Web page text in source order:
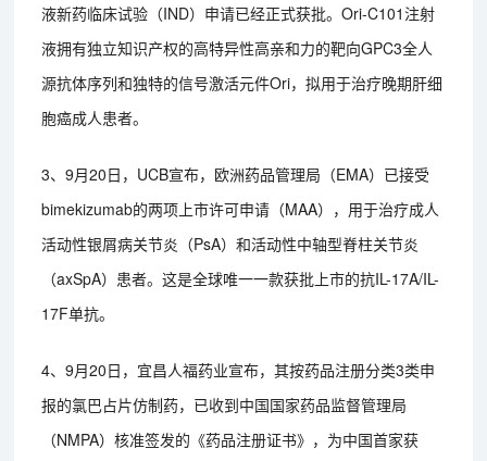
液新药临床试验（IND）申请已经正式获批。Ori-C101注射
液拥有独立知识产权的高特异性高亲和力的靶向GPC3全人
源抗体序列和独特的信号激活元件Ori，拟用于治疗晚期肝细
胞癌成人患者。
3、9月20日，UCB宣布，欧洲药品管理局（EMA）已接受
bimekizumab的两项上市许可申请（MAA），用于治疗成人
活动性银屑病关节炎（PsA）和活动性中轴型脊柱关节炎
（axSpA）患者。这是全球唯一一款获批上市的抗IL-17A/IL-
17F单抗。
4、9月20日，宜昌人福药业宣布，其按药品注册分类3类申
报的氯巴占片仿制药，已收到中国国家药品监督管理局
（NMPA）核准签发的《药品注册证书》，为中国首家获